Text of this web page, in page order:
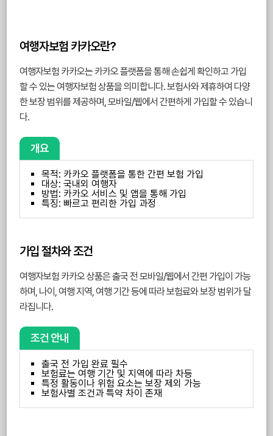
여행자보험 카카오란?
여행자보험 카카오는 카카오 플랫폼을 통해 손쉽게 확인하고 가입
할 수 있는 여행자보험 상품을 의미합니다. 보험사와 제휴하여 다양
한 보장 범위를 제공하며, 모바일/웹에서 간편하게 가입할 수 있습니
다.
개요
목적: 카카오 플랫폼을 통한 간편 보험 가입
대상: 국내외 여행자
방법: 카카오 서비스 및 앱을 통해 가입
특징: 빠르고 편리한 가입 과정
가입 절차와 조건
여행자보험 카카오 상품은 출국 전 모바일/웹에서 간편 가입이 가능
하며, 나이, 여행 지역, 여행 기간 등에 따라 보험료와 보장 범위가 달
라집니다.
조건 안내
출국 전 가입 완료 필수
보험료는 여행 기간 및 지역에 따라 차등
특정 활동이나 위험 요소는 보장 제외 가능
보험사별 조건과 특약 차이 존재